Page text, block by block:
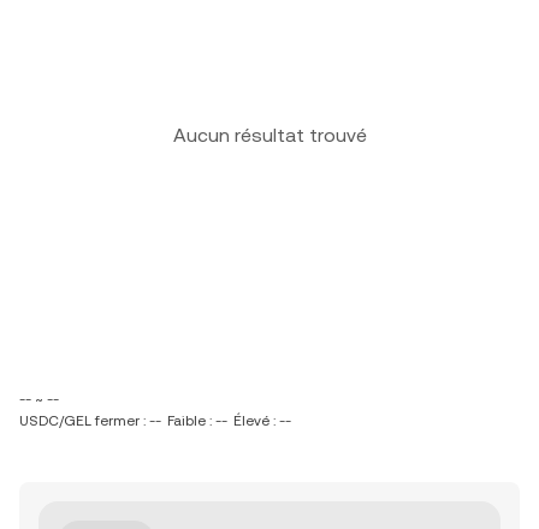
Aucun résultat trouvé
-- ~ --
USDC/GEL fermer : -- Faible : -- Élevé : --